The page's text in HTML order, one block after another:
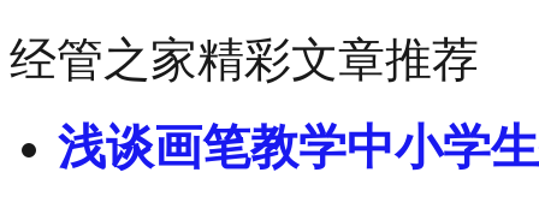
经管之家精彩文章推荐
浅谈画笔教学中小学